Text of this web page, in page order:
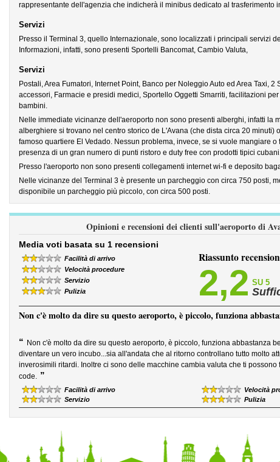
rappresentante dell'agenzia che indicherà il minibus dedicato al trasferimento
Servizi
Presso il Terminal 3, quello Internazionale, sono localizzati i principali servizi
Informazioni, infatti, sono presenti Sportelli Bancomat, Cambio Valuta,
Servizi
Postali, Area Fumatori, Internet Point, Banco per Noleggio Auto ed Area Taxi, 2
accessori, Farmacie e presidi medici, Sportello Oggetti Smarriti, facilitazioni
bambini.
Nelle immediate vicinanze dell'aeroporto non sono presenti alberghi, infatti la
alberghiere si trovano nel centro storico de L'Avana (che dista circa 20 minuti)
famoso quartiere El Vedado. Nessun problema, invece, se si vuole mangiare
presenza di un gran numero di punti ristoro e duty free con prodotti tipici
Presso l'aeroporto non sono presenti collegamenti internet wi-fi e deposito
Nelle vicinanze del Terminal 3 è presente un parcheggio con circa 750 posti,
disponibile un parcheggio più piccolo, con circa 500 posti.
Opinioni e recensioni dei clienti sull'aeroporto di
Media voti basata su 1 recensioni
Facilità di arrivo
Velocità procedure
Servizio
Pulizia
Riassunto
2,2 SU 5
Non c'è molto da dire su questo aeroporto, è piccolo, funziona
“ Non c'è molto da dire su questo aeroporto, è piccolo, funziona abbastanza
diventare un vero incubo...sia all'andata che al ritorno controllano tutto molto
inverosimili ritardi. Inoltre ci sono delle macchine cambia valuta che ti possono
code. ”
Facilità di arrivo
Velocità
Servizio
Pulizia